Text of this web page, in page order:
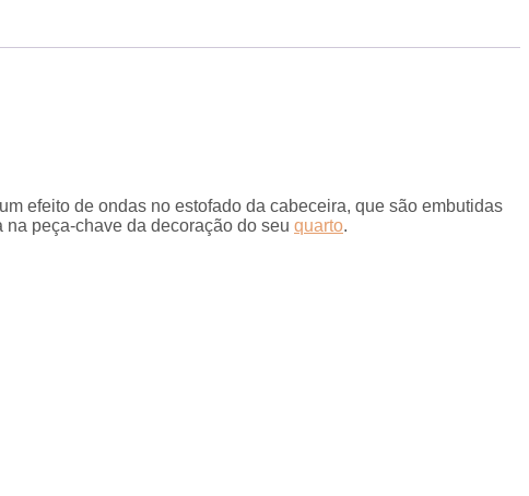
efeito de ondas no estofado da cabeceira, que são embutidas
peça-chave da decoração do seu quarto.